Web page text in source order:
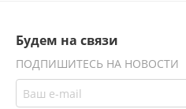
Будем на связи
ПОДПИШИТЕСЬ НА НОВОСТИ